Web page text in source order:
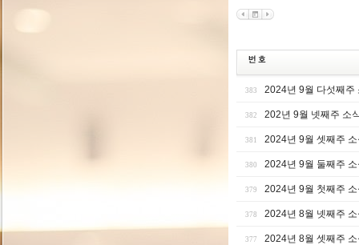
383 2024년 9월 다섯째주
382 202년 9월 넷째주 소
381 2024년 9월 셋째주
380 2024년 9월 둘째주
379 2024년 9월 첫째주
378 2024년 8월 넷째주
377 2024년 8월 셋째주